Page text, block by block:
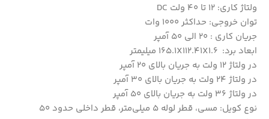
ولتاژ کاری: 12 تا 40 ولت DC
توان خروجی: حداکثر 1000 وات
جریان کاری : 20 الی 50 آمپر
ابعاد برد: 165.1X112.41X1.6 میلیمتر
در ولتاژ 12 ولت به جریان بالای 20 آمپر
در ولتاژ 24 ولت به جریان بالای 30 آمپر
در ولتاژ 36 ولت به جریان بالای 50 آمپر
نوع کویل: مسی، قطر لوله 5 میلی‌متر، قطر داخلی حدود 50